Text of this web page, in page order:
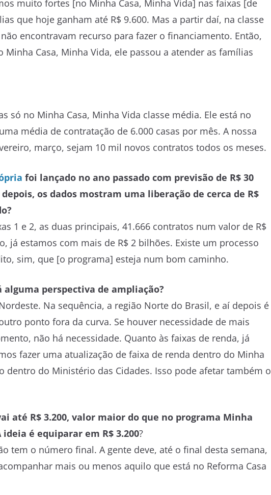
muito fortes [no Minha Casa, Minha Vida] nas faixas [de
que hoje ganham até R$ 9.600. Mas a partir daí, na classe
encontravam recurso para fazer o financiamento. Então,
Casa, Minha Vida, ele passou a atender as famílias
só no Minha Casa, Minha Vida classe média. Ele está no
média de contratação de 6.000 casas por mês. A nossa
março, sejam 10 mil novos contratos todos os meses.
foi lançado no ano passado com previsão de R$ 30
os dados mostram uma liberação de cerca de R$
1 e 2, as duas principais, 41.666 contratos num valor de R$
já estamos com mais de R$ 2 bilhões. Existe um processo
sim, que [o programa] esteja num bom caminho.
alguma perspectiva de ampliação?
Na sequência, a região Norte do Brasil, e aí depois é
ponto fora da curva. Se houver necessidade de mais
não há necessidade. Quanto às faixas de renda, já
fazer uma atualização de faixa de renda dentro do Minha
dentro do Ministério das Cidades. Isso pode afetar também o
até R$ 3.200, valor maior do que no programa Minha
ideia é equiparar em R$ 3.200?
tem o número final. A gente deve, até o final desta semana,
mais ou menos aquilo que está no Reforma Casa